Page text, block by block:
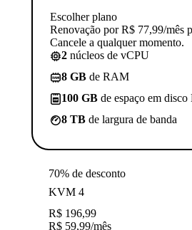
Escolher plano
Renovação por R$ 77,99/mês
Cancele a qualquer momento.
2 núcleos de vCPU
8 GB de RAM
100 GB de espaço em
8 TB de largura de banda
70% de desconto
KVM 4
R$ 196,99
R$ 59,99/mês